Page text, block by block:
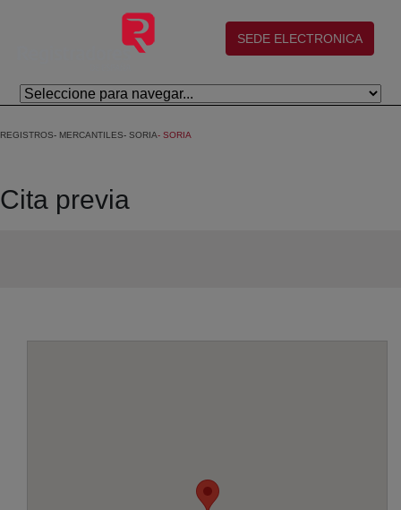
Salta al contingut principal
(abre en nueva ventana)
SEDE ELECTRONICA
REGISTROS MERCANTILES SORIA SORIA
Cita previa